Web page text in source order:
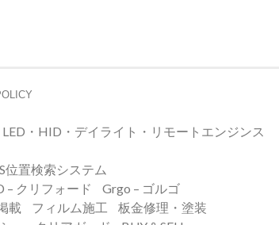
・HID・デイライト・リモートエンジンス
位置検索システム
– クリフォード
Grgo – ゴルゴ
載 フィルム施工
板金修理・塗装